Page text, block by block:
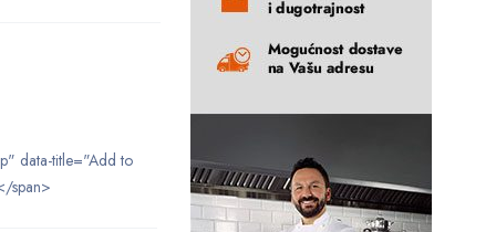
data-title="Add to
span>